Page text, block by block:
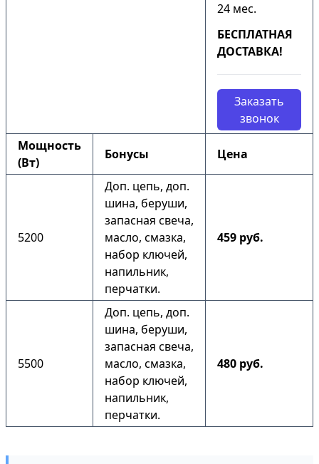
24 мес.
БЕСПЛАТНАЯ
ДОСТАВКА!
Заказать
звонок
Мощность
(Вт)
Бонусы Цена
5200
Доп. цепь, доп.
шина, беруши,
запасная свеча,
масло, смазка,
набор ключей,
напильник,
перчатки.
459 руб.
5500
Доп. цепь, доп.
шина, беруши,
запасная свеча,
масло, смазка,
набор ключей,
напильник,
перчатки.
480 руб.